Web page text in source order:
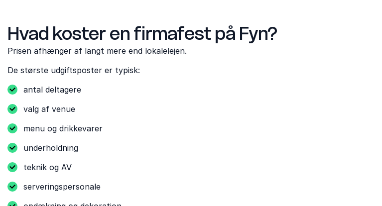
Hvad koster en firmafest på Fyn?
Prisen afhænger af langt mere end lokalelejen.
De største udgiftsposter er typisk:
antal deltagere
valg af venue
menu og drikkevarer
underholdning
teknik og AV
serveringspersonale